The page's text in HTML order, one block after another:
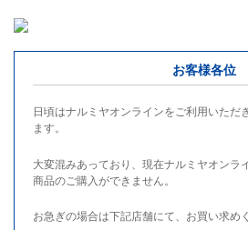
お客様各位
日頃はナルミヤオンラインをご利用いただ
ます。
大変混みあっており、現在ナルミヤオンラ
商品のご購入ができません。
お急ぎの場合は下記店舗にて、お買い求め